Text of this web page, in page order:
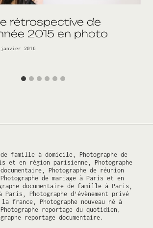
rétrospective de
2015 en photo
2016
de famille à domicile, Photographe de
et en région parisienne, Photographe
Photographe de réunion
de mariage à Paris et en
documentaire de famille à Paris,
Paris, Photographe d'évènement privé
france, Photographe nouveau né à
reportage du quotidien,
reportage documentaire.